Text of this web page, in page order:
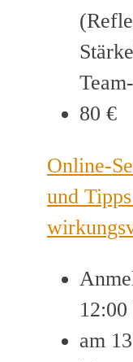
80 €
Online-
und
am